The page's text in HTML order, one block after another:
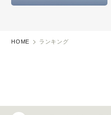
HOME ランキング